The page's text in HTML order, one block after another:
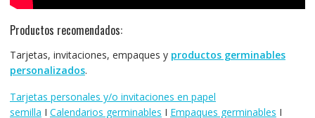
Productos recomendados:
Tarjetas, invitaciones, empaques y productos germinables
personalizados.
Tarjetas personales y/o invitaciones en papel
semilla I Calendarios germinables I Empaques germinables I